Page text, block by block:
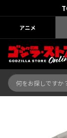
アニメ